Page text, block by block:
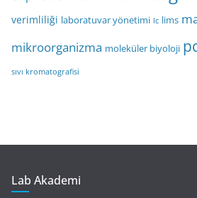
verimliliği laboratuvar yönetimi lc lims
mikroorganizma moleküler biyoloji
sıvı kromatografisi
Lab Akademi